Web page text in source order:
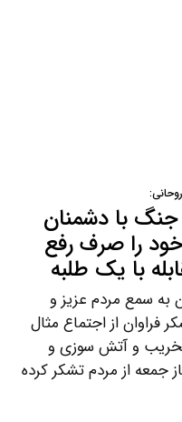
جنگ با دشمنان
را صرف رفع
با یک طلبه
به سمع مردم عزیز و
فراوان از اجتماع مثال
تخریب و آتش سوزی و
جمعه از مردم تشکر کرده